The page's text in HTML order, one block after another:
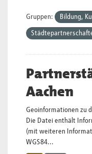
Gruppen: Bildung,
Aachen
Geoinformationen zu
Die Datei enthält
(mit weiteren
WGS84...